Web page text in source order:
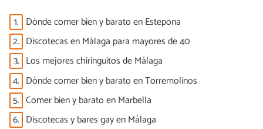
1. Dónde comer bien y barato en Estepona
2. Discotecas en Málaga para mayores de 40
3. Los mejores chiringuitos de Málaga
4. Dónde comer bien y barato en Torremolinos
5. Comer bien y barato en Marbella
6. Discotecas y bares gay en Málaga